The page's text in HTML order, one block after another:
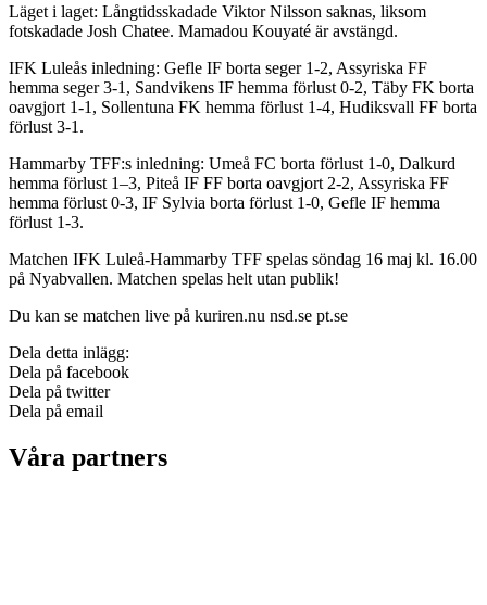
Läget i laget: Långtidsskadade Viktor Nilsson saknas, liksom
fotskadade Josh Chatee. Mamadou Kouyaté är avstängd.
IFK Luleås inledning: Gefle IF borta seger 1-2, Assyriska FF
hemma seger 3-1, Sandvikens IF hemma förlust 0-2, Täby FK borta
oavgjort 1-1, Sollentuna FK hemma förlust 1-4, Hudiksvall FF borta
förlust 3-1.
Hammarby TFF:s inledning: Umeå FC borta förlust 1-0, Dalkurd
hemma förlust 1–3, Piteå IF FF borta oavgjort 2-2, Assyriska FF
hemma förlust 0-3, IF Sylvia borta förlust 1-0, Gefle IF hemma
förlust 1-3.
Matchen IFK Luleå-Hammarby TFF spelas söndag 16 maj kl. 16.00
på Nyabvallen. Matchen spelas helt utan publik!
Du kan se matchen live på kuriren.nu nsd.se pt.se
Dela detta inlägg:
Dela på facebook
Dela på twitter
Dela på email
Våra partners